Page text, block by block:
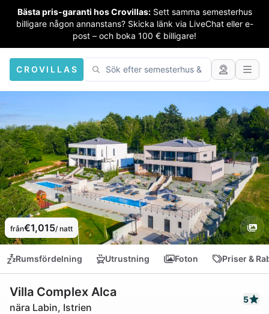
Bästa pris-garanti hos Crovillas: Sett samma semesterhus
billigare någon annanstans? Skicka länk via LiveChat eller e-
post – och boka 100 € billigare!
CROVILLAS
från€1,015/ natt
Rumsfördelning Utrustning Foton Priser &
Villa Complex Alca
nära Labin, Istrien
5